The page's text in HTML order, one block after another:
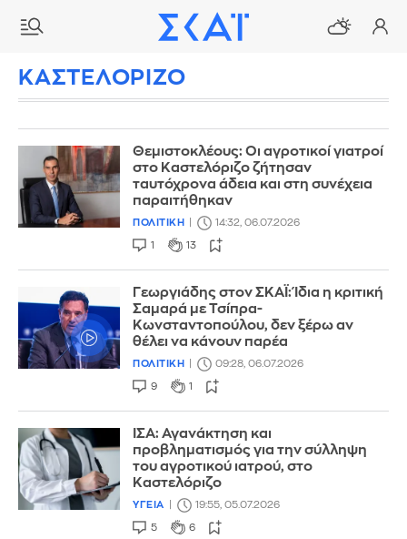
ΚΑΣΤΕΛΟΡΙΖΟ
Θεμιστοκλέους: Οι αγροτικοί γιατροί
στο Καστελόριζο ζήτησαν
ταυτόχρονα άδεια και στη συνέχεια
παραιτήθηκαν
ΠΟΛΙΤΙΚΗ 14:32, 06.07.2026
1 13
Γεωργιάδης στον ΣΚΑΪ: Ίδια η κριτική
Σαμαρά με Τσίπρα-
Κωνσταντοπούλου, δεν ξέρω αν
θέλει να κάνουν παρέα
ΠΟΛΙΤΙΚΗ 09:28, 06.07.2026
9 1
ΙΣΑ: Αγανάκτηση και
προβληματισμός για την σύλληψη
του αγροτικού ιατρού, στο
Καστελόριζο
ΥΓΕΙΑ 19:55, 05.07.2026
5 6